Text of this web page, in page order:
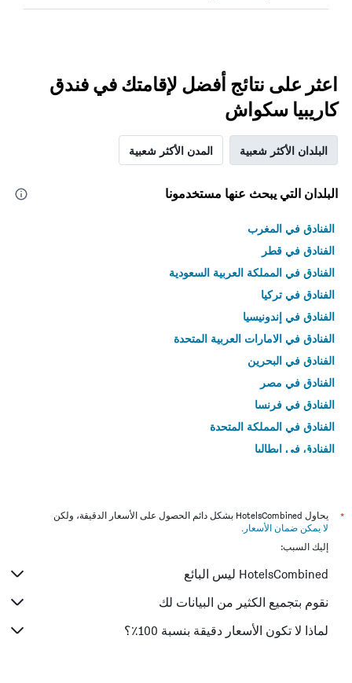
اعثر على نتائج أفضل لإقامتك في فندق
كاريبيا سكواش
البلدان الأكثر شعبية المدن الأكثر شعبية
البلدان التي يبحث عنها مستخدمونا
الفنادق في المغرب
الفنادق في قطر
الفنادق في المملكة العربية السعودية
الفنادق في تركيا
الفنادق في إندونيسيا
الفنادق في الامارات العربية المتحدة
الفنادق في البحرين
الفنادق في مصر
الفنادق في فرنسا
الفنادق في المملكة المتحدة
الفنادق في إيطاليا
*
يحاول HotelsCombined بشكل دائم الحصول على الأسعار الدقيقة، ولكن
لا يمكن ضمان الأسعار .
إليك السبب:
HotelsCombined ليس البائع
نقوم بتجميع الكثير من البيانات لك
لماذا لا تكون الأسعار دقيقة بنسبة 100٪؟